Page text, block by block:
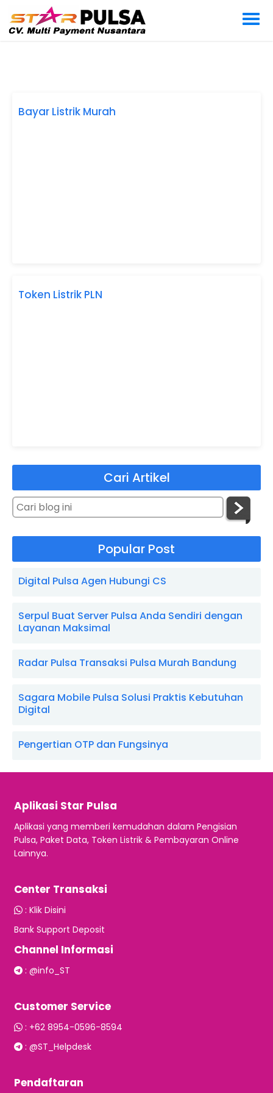
Bayar Listrik Murah
Token Listrik PLN
Cari Artikel
Popular Post
Digital Pulsa Agen Hubungi CS
Serpul Buat Server Pulsa Anda Sendiri dengan
Layanan Maksimal
Radar Pulsa Transaksi Pulsa Murah Bandung
Sagara Mobile Pulsa Solusi Praktis Kebutuhan
Digital
Pengertian OTP dan Fungsinya
Aplikasi Star Pulsa
Aplikasi yang memberi kemudahan dalam Pengisian
Pulsa, Paket Data, Token Listrik & Pembayaran Online
Lainnya.
Center Transaksi
: Klik Disini
Bank Support Deposit
Channel Informasi
: @info_ST
Customer Service
: +62 8954-0596-8594
: @ST_Helpdesk
Pendaftaran